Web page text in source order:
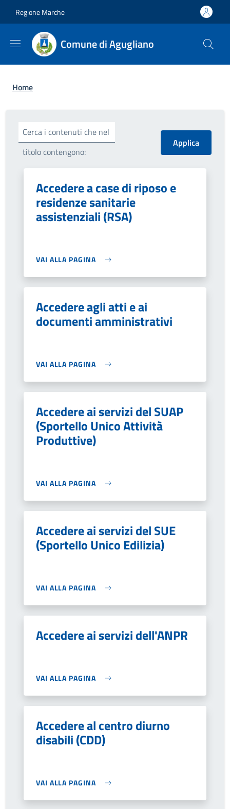
Regione Marche
Comune di Agugliano
Briciole di pane
Home
Cerca i contenuti che nel
titolo contengono:
Accedere a case di riposo e
residenze sanitarie
assistenziali (RSA)
VAI ALLA PAGINA
Accedere agli atti e ai
documenti amministrativi
VAI ALLA PAGINA
Accedere ai servizi del SUAP
(Sportello Unico Attività
Produttive)
VAI ALLA PAGINA
Accedere ai servizi del SUE
(Sportello Unico Edilizia)
VAI ALLA PAGINA
Accedere ai servizi dell'ANPR
VAI ALLA PAGINA
Accedere al centro diurno
disabili (CDD)
VAI ALLA PAGINA